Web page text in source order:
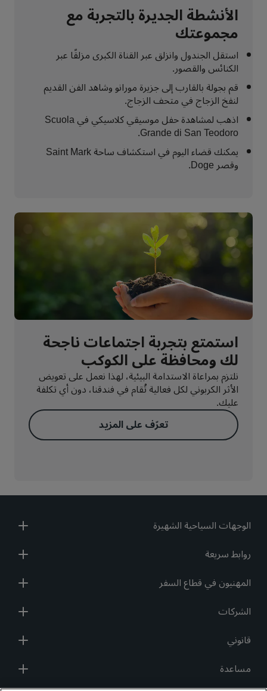
الأنشطة الجديرة بالتجربة مع
مجموعتك
استقل الجندول وانزلق عبر القناة الكبرى مزلقًا عبر
الكنائس والقصور.
قم بجولة بالقارب إلى جزيرة مورانو وشاهد الفن القديم
لنفخ الزجاج في متحف الزجاج.
اذهب لمشاهدة حفل موسيقي كلاسيكي في Scuola
Grande di San Teodoro.
يمكنك قضاء اليوم في استكشاف ساحة Saint Mark
وقصر Doge.
استمتع بتجربة اجتماعات ناجحة
لك ومحافظة على الكوكب
نلتزم بمراعاة الاستدامة البيئية، لهذا نعمل على تعويض
الأثر الكربوني لكل فعالية تُقام في فندقنا، دون أي تكلفة
عليك.
تعرّف على المزيد
الوجهات السياحية الشهيرة
روابط سريعة
المهنيون في قطاع السفر
الشركات
قانوني
مساعدة